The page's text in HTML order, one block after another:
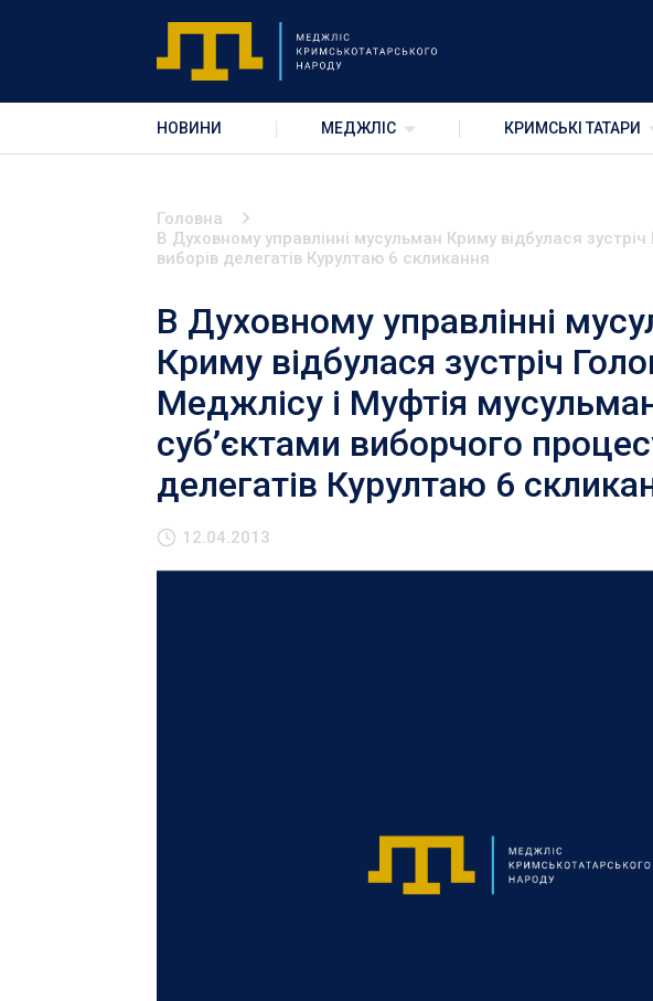
НОВИНИ МЕДЖЛІС КРИМСЬКІ ТАТАРИ
Головна
В Духовному управлінні мусульман Криму відбулася
виборів делегатів Курултаю 6 скликання
В Духовному управлінні
Криму відбулася зустріч
Меджлісу і Муфтія
суб’єктами виборчого
делегатів Курултаю 6
12.04.2013